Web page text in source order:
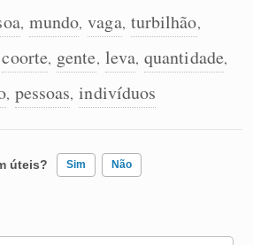
, mundo, vaga, turbilhão,
coorte, gente, leva, quantidade,
, pessoas, indivíduos
úteis? Sim Não